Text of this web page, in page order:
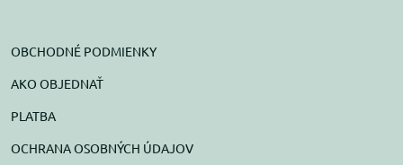
OBCHODNÉ PODMIENKY
AKO OBJEDNAŤ
PLATBA
OCHRANA OSOBNÝCH ÚDAJOV